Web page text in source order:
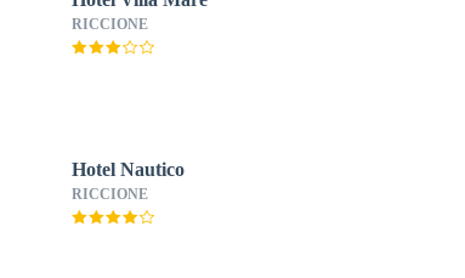
RICCIONE
Hotel Nautico
RICCIONE